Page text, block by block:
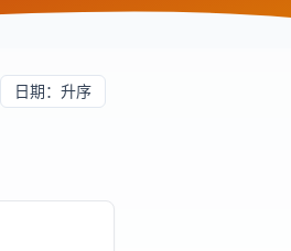
日期： 升序